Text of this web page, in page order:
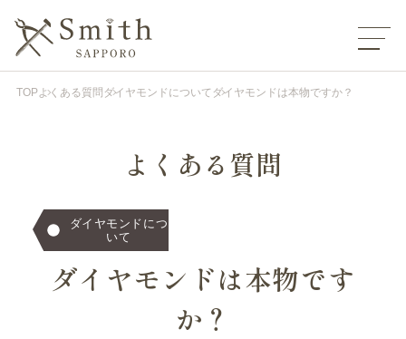
TOPよくある質問 ダイヤモンドについて ダイヤモンドは本物ですか？
よくある質問
ダイヤモンドにつ
いて
ダイヤモンドは本物です
か？